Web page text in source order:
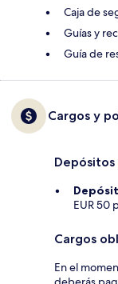
Caja de
Guías y
Guía de
Cargos y
EUR 50
Cargos
En el